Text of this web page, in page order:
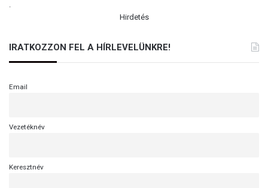
Hirdetés
IRATKOZZON FEL A HÍRLEVELÜNKRE!
Email
Vezetéknév
Keresztnév